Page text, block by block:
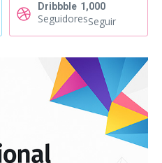
Dribbble 1,000
SeguidoresSeguir